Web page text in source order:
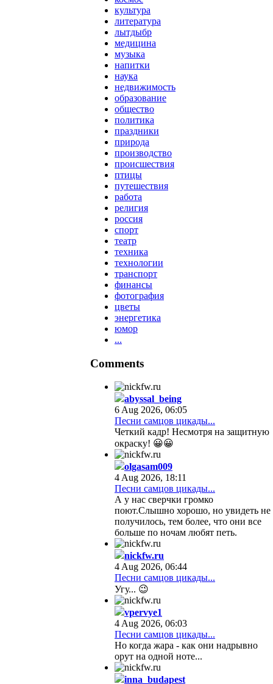
культура
литература
лытдыбр
медицина
музыка
напитки
наука
недвижимость
образование
общество
политика
праздники
природа
производство
происшествия
птицы
путешествия
работа
религия
россия
спорт
театр
техника
технологии
транспорт
финансы
фотография
цветы
энергетика
юмор
...
Comments
abyssal_being
6 Aug 2026, 06:05
Песни самцов цикады...
Четкий кадр! Несмотря на защитную
окраску! 😀😀
olgasam009
4 Aug 2026, 18:11
Песни самцов цикады...
А у нас сверчки громко
поют.Слышно хорошо, но увидеть не
получилось, тем более, что они все
больше по ночам любят петь.
nickfw.ru
4 Aug 2026, 06:44
Песни самцов цикады...
Угу... 😉
vpervye1
4 Aug 2026, 06:03
Песни самцов цикады...
Но когда жара - как они надрывно
орут на одной ноте...
inna_budapest